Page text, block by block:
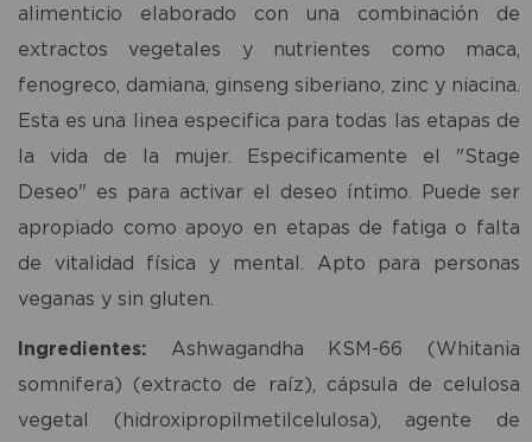
alimenticio elaborado con una combinación de
extractos vegetales y nutrientes como maca,
fenogreco, damiana, ginseng siberiano, zinc y niacina.
Esta es una linea especifica para todas las etapas de
la vida de la mujer. Especificamente el "Stage
Deseo" es para activar el deseo íntimo. Puede ser
apropiado como apoyo en etapas de fatiga o falta
de vitalidad física y mental. Apto para personas
veganas y sin gluten.
Ingredientes: Ashwagandha KSM-66 (Whitania
somnifera) (extracto de raíz), cápsula de celulosa
vegetal (hidroxipropilmetilcelulosa), agente de